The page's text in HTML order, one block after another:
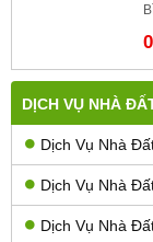
DỊCH VỤ NHÀ
Dịch Vụ Nhà
Dịch Vụ Nhà
Dịch Vụ Nhà